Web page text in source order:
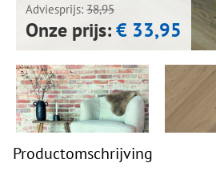
Adviesprijs: 38,95
Onze prijs:€ 33,95
Productomschrijving